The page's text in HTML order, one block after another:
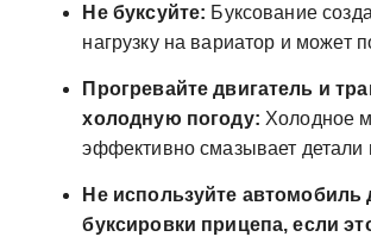
Не буксуйте: Буксование
нагрузку на вариатор и может
Прогревайте двигатель и
холодную погоду: Холодное
эффективно смазывает детали
Не используйте автомобиль
буксировки прицепа, если